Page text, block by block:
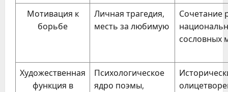
Мотивация к
борьбе
Личная трагедия,
месть за любимую
Сочетание
сословных
Художественная
функция в
Психологическое
ядро поэмы,